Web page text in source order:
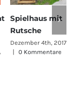
Spielhaus mit
Rutsche
Dezember 4th, 2017
0 Kommentare